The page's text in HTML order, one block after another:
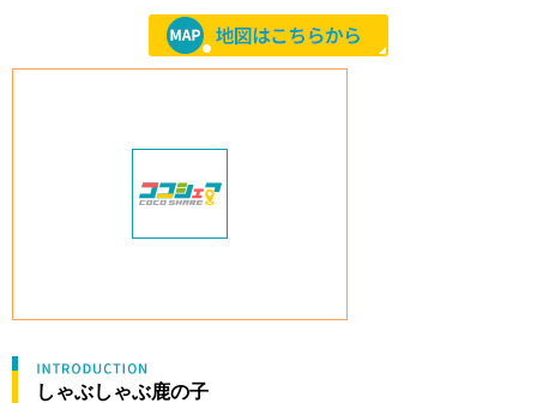
しゃぶしゃぶ鹿の子